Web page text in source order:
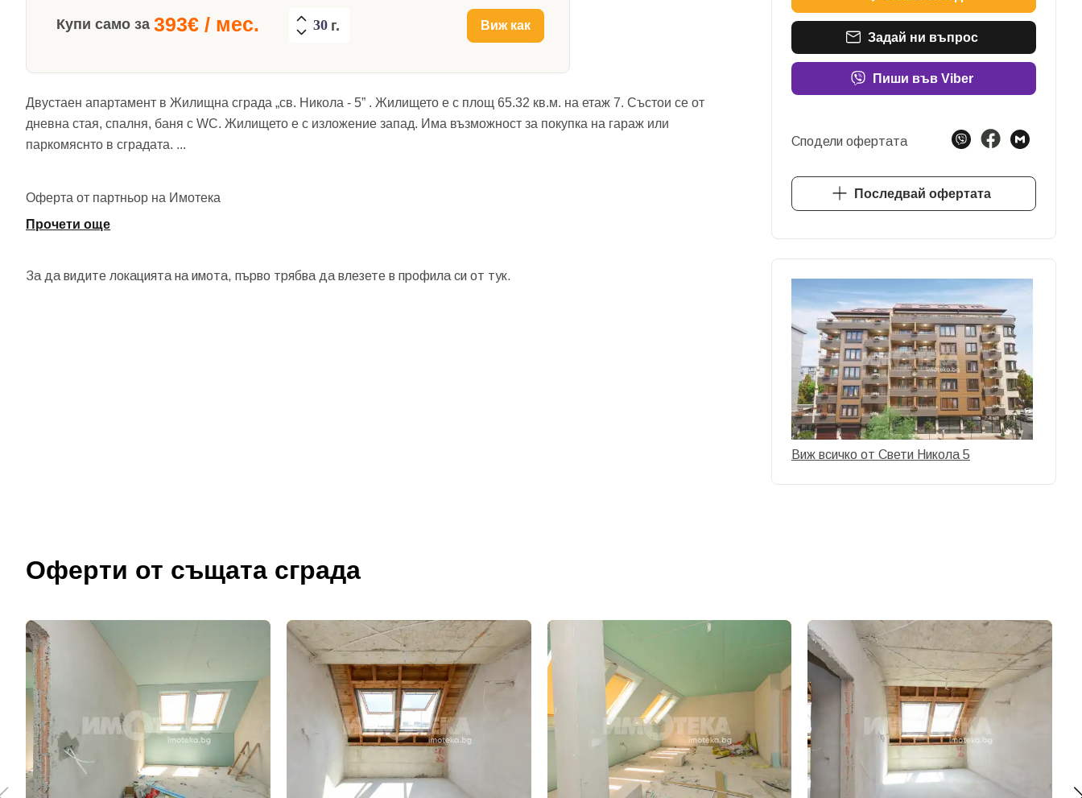
Добре дошъл!
Вход Регистрация
Купи само за 393€ / мес. г. Виж как
Двустаен апартамент в Жилищна сграда „св. Никола - 5” . Жилището е с площ 65.32 кв.м. на етаж 7. Състои се от
дневна стая, спалня, баня с WC. Жилището е с изложение запад. Има възможност за покупка на гараж или
паркомяснто в сградата. ...
Оферта от партньор на Имотека
Прочети още
За да видите локацията на имота, първо трябва да влезете в профила си от тук.
Задай ни въпрос
Пиши във Viber
Сподели офертата
Последвай офертата
Виж всичко от Свети Никола 5
Оферти от същата сграда